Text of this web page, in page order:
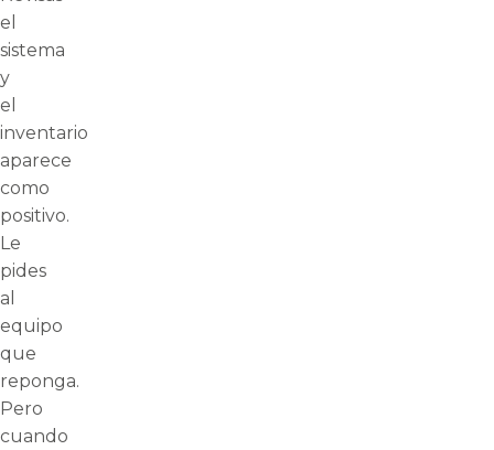
el
sistema
y
el
inventario
aparece
como
positivo.
Le
pides
al
equipo
que
reponga.
Pero
cuando